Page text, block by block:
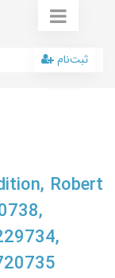
ثبت‌نام
Robert